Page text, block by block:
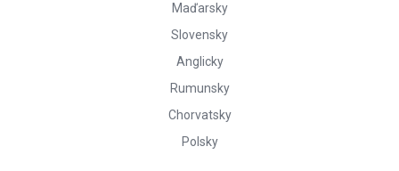
Maďarsky
Slovensky
Anglicky
Rumunsky
Chorvatsky
Polsky